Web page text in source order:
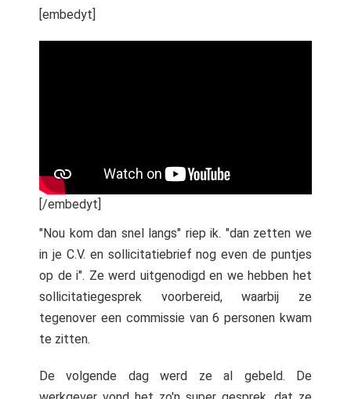
[embedyt]
[/embedyt]
"Nou kom dan snel langs" riep ik. "dan zetten we
in je C.V. en sollicitatiebrief nog even de puntjes
op de i". Ze werd uitgenodigd en we hebben het
sollicitatiegesprek voorbereid, waarbij ze
tegenover een commissie van 6 personen kwam
te zitten.
De volgende dag werd ze al gebeld. De